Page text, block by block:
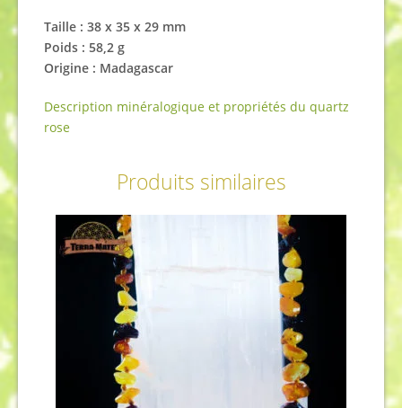
Taille : 38 x 35 x 29 mm
Poids : 58,2 g
Origine : Madagascar
Description minéralogique et propriétés du quartz
rose
Produits similaires